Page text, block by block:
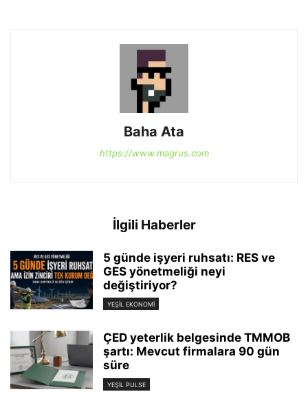
Baha Ata
https://www.magrus.com
İlgili Haberler
5 günde işyeri ruhsatı: RES ve
GES yönetmeliği neyi
değiştiriyor?
YEŞIL EKONOMI
ÇED yeterlik belgesinde TMMOB
şartı: Mevcut firmalara 90 gün
süre
YEŞIL PULSE